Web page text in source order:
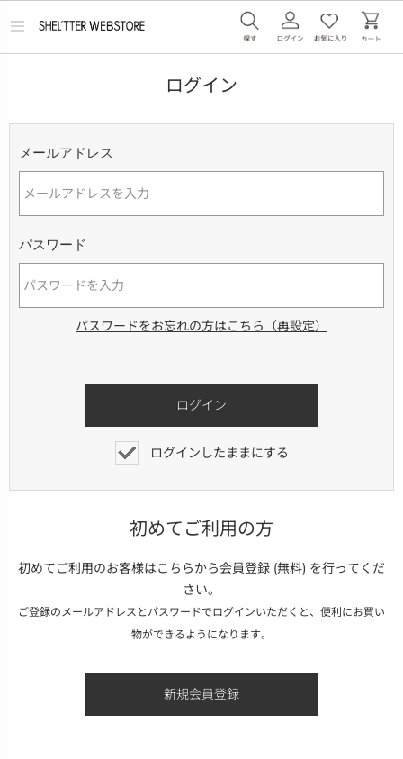
メ
ログイン
メールアドレス
パスワード
パスワードをお忘れの方はこちら（再設定）
ログインしたままにする
初めてご利用の方
初めてご利用のお客様はこちらから会員登録 (無料) を行ってくだ
さい。
ご登録のメールアドレスとパスワードでログインいただくと、便利にお買い
物ができるようになります。